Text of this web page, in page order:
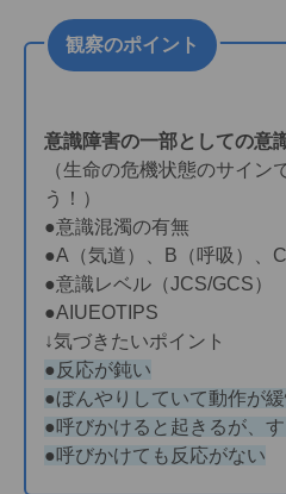
観察のポイント
意識障害の一部としての意
（生命の危機状態のサイン
う！）
●意識混濁の有無
●A（気道）、B（呼吸）、
●意識レベル（JCS/GCS）
●AIUEOTIPS
↓気づきたいポイント
●反応が鈍い
●ぼんやりしていて動作が緩
●呼びかけると起きるが、
●呼びかけても反応がない